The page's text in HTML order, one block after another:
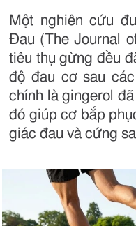
Một nghiên cứu
Đau (The Journal
tiêu thụ gừng đều
độ đau cơ sau
chính là gingerol
đó giúp cơ bắp
giác đau và cứng